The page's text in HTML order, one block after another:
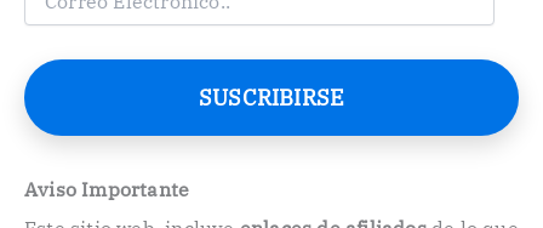
e
o
e
SUSCRIBIRSE
Aviso Importante